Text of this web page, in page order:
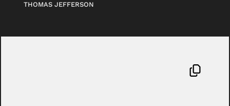
THOMAS JEFFERSON